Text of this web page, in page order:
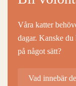
Våra katter
dagar. Kanske
på något sätt?
Vad innebär